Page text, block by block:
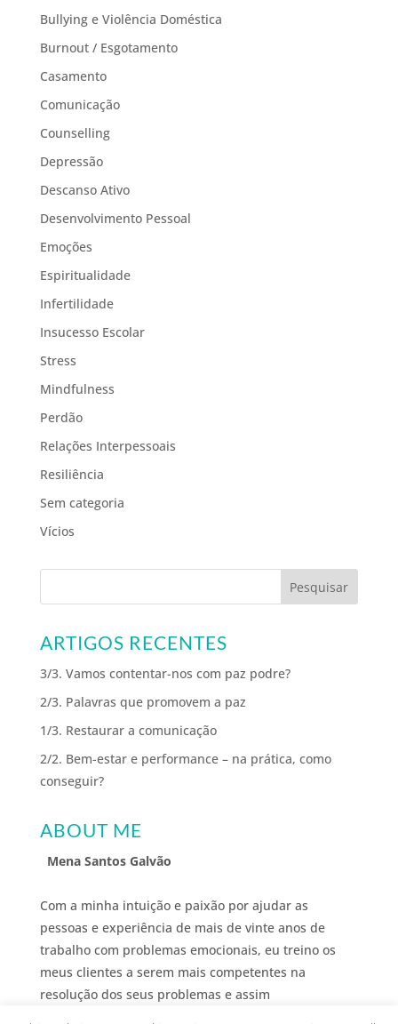
Bullying e Violência Doméstica
Burnout / Esgotamento
Casamento
Comunicação
Counselling
Depressão
Descanso Ativo
Desenvolvimento Pessoal
Emoções
Espiritualidade
Infertilidade
Insucesso Escolar
Stress
Mindfulness
Perdão
Relações Interpessoais
Resiliência
Sem categoria
Vícios
ARTIGOS RECENTES
3/3. Vamos contentar-nos com paz podre?
2/3. Palavras que promovem a paz
1/3. Restaurar a comunicação
2/2. Bem-estar e performance – na prática, como
conseguir?
ABOUT ME
Mena Santos Galvão
Com a minha intuição e paixão por ajudar as
pessoas e experiência de mais de vinte anos de
trabalho com problemas emocionais, eu treino os
meus clientes a serem mais competentes na
resolução dos seus problemas e assim